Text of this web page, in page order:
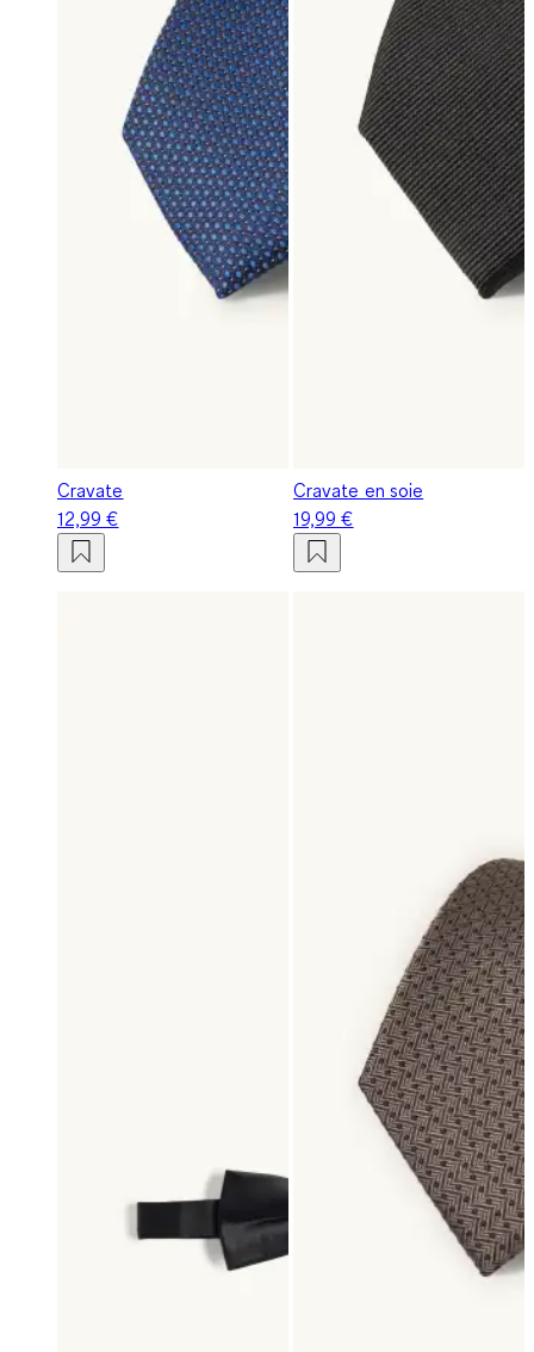
Cravate
12,99 €
Cravate en soie
19,99 €